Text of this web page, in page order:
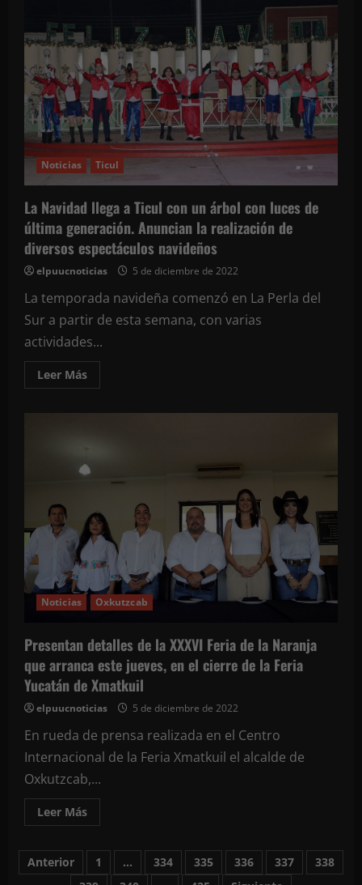
Carrera
10
kilómetros
por
el
Aniversario
de
Tekax
Noticias Ticul
La Navidad llega a Ticul con un árbol con luces de
última generación. Anuncian la realización de
diversos espectáculos navideños
elpuucnoticias 5 de diciembre de 2022
La temporada navideña comenzó en La Perla del
Sur a partir de esta semana, con varias
actividades...
Leer MásLeer
más
Ticul
con
con
luces
de
última
generación.
Anuncian
realización
de
diversos
Noticias Oxkutzcab
Presentan detalles de la XXXVI Feria de la Naranja
que arranca este jueves, en el cierre de la Feria
Yucatán de Xmatkuil
elpuucnoticias 5 de diciembre de 2022
En rueda de prensa realizada en el Centro
Internacional de la Feria Xmatkuil el alcalde de
Oxkutzcab,...
Leer MásLeer
más
Presentan
detalles
de
Paginación
Anterior 1 … 334 335 336 337
338